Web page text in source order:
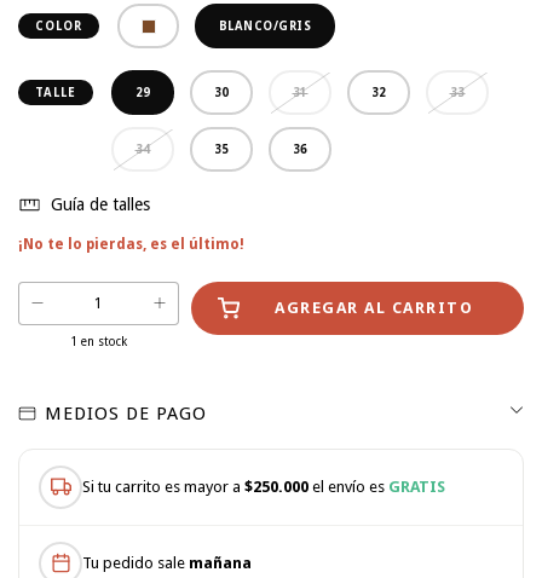
COLOR BLANCO/GRIS
TALLE 29 30 31 32 33
34 35 36
Guía de talles
¡No te lo pierdas, es el último!
1 en stock
MEDIOS DE PAGO
Si tu carrito es mayor a $250.000 el envío es GRATIS
Tu pedido sale mañana